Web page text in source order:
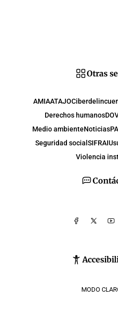
MODO
Otras
AMIAATAJO
Derechos humanos
Medio ambienteNoticias
Seguridad social SIFRAI
Violencia